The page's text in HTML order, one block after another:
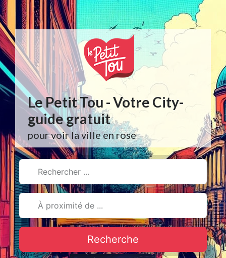
Aller
au
contenu
Le Petit Tou - Votre City-
guide gratuit
pour voir la ville en rose
Recherche